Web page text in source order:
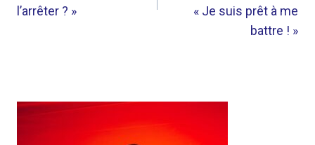
l’arrêter ? »
« Je suis prêt à me
battre ! »